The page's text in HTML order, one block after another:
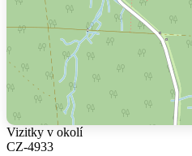
Vizitky v okolí
CZ-4933